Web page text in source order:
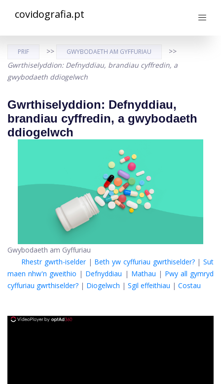
covidografia.pt
PRIF >> GWYBODAETH AM GYFFURIAU
>>
Gwrthiselyddion: Defnyddiau, brandiau cyffredin, a
gwybodaeth ddiogelwch
Gwrthiselyddion: Defnyddiau,
brandiau cyffredin, a gwybodaeth
ddiogelwch
Gwybodaeth am Gyffuriau
Rhestr gwrth-iselder| Beth yw cyffuriau gwrthiselder?| Sut
maen nhw'n gweithio | Defnyddiau | Mathau | Pwy all gymryd
cyffuriau gwrthiselder? | Diogelwch | Sgil effeithiau | Costau